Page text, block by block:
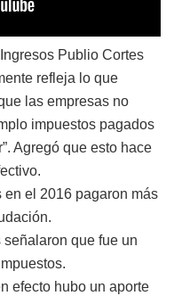
Publio Cortes
refleja lo que
las empresas no
impuestos pagados
Agregó que esto hace
el 2016 pagaron más
que fue un
efecto hubo un aporte